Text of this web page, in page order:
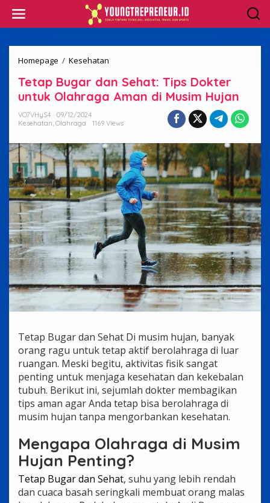
content
Homepage / Kesehatan
dan
Sehat:
Tips
untuk
Aman
di
Musim
Hujan
Tetap Bugar dan Sehat: Tips Dokter
untuk Olahraga Aman di Musim Hujan
VO7VHyS4
09/12/2024
Kesehatan, Olahraga 1169 Views
Tetap Bugar dan Sehat Di musim hujan, banyak
orang ragu untuk tetap aktif berolahraga di luar
ruangan. Meski begitu, aktivitas fisik sangat
penting untuk menjaga kesehatan dan kekebalan
tubuh. Berikut ini, sejumlah dokter membagikan
tips aman agar Anda tetap bisa berolahraga di
musim hujan tanpa mengorbankan kesehatan.
Mengapa Olahraga di Musim
Hujan Penting?
Tetap Bugar dan Sehat, suhu yang lebih rendah
dan cuaca basah seringkali membuat orang malas